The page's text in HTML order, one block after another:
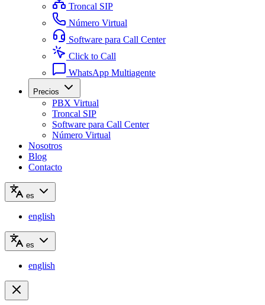
Troncal SIP
Número Virtual
Software para Call Center
Click to Call
WhatsApp Multiagente
Precios
PBX Virtual
Troncal SIP
Software para Call Center
Número Virtual
Nosotros
Blog
Contacto
es
english
es
english